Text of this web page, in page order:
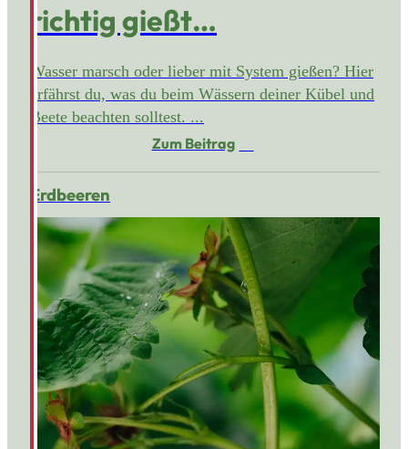
richtig gießt…
Wasser marsch oder lieber mit System gießen? Hier
erfährst du, was du beim Wässern deiner Kübel und
Beete beachten solltest. ...
Zum Beitrag
Erdbeeren